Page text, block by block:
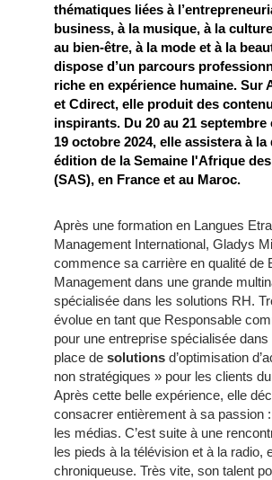
thématiques liées à
business, à la musique, à la
au bien-être, à la mode et à la
dispose d’un parcours
riche en expérience humaine. Sur
et Cdirect, elle produit des
inspirants. Du 20 au 21 septembre
19 octobre 2024, elle assistera à la
édition de la Semaine l'Afrique
(SAS), en France et au Maroc.
Après une formation en Langues
Management International, Gladys
commence sa carrière en qualité de
Management dans une grande
spécialisée dans les solutions RH.
évolue en tant que Responsable
pour une entreprise spécialisée
place de solutions d’optimisation
non stratégiques » pour les clients du
Après cette belle expérience, elle
consacrer entièrement à sa passion
les médias. C’est suite à une
les pieds à la télévision et à la radio,
chroniqueuse. Très vite, son talent